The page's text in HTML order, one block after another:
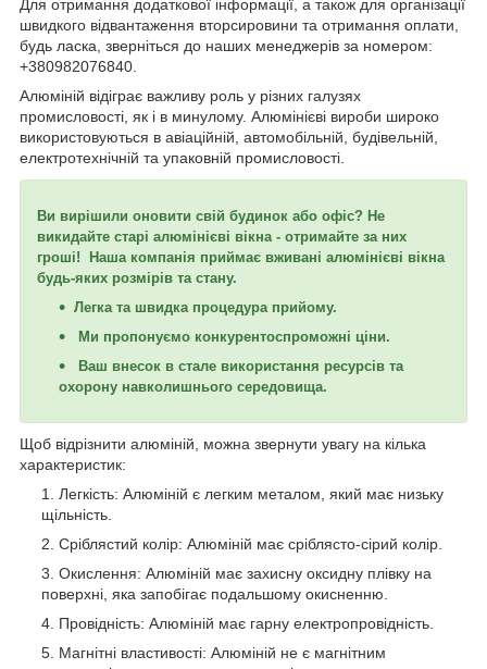
Для отримання додаткової інформації, а також для організації
швидкого відвантаження вторсировини та отримання оплати,
будь ласка, зверніться до наших менеджерів за номером:
+380982076840.
Алюміній відіграє важливу роль у різних галузях
промисловості, як і в минулому. Алюмінієві вироби широко
використовуються в авіаційній, автомобільній, будівельній,
електротехнічній та упаковній промисловості.
Ви вирішили оновити свій будинок або офіс? Не
викидайте старі алюмінієві вікна - отримайте за них
гроші! Наша компанія приймає вживані алюмінієві вікна
будь-яких розмірів та стану.
Легка та швидка процедура прийому.
Ми пропонуємо конкурентоспроможні ціни.
Ваш внесок в стале використання ресурсів та
охорону навколишнього середовища.
Щоб відрізнити алюміній, можна звернути увагу на кілька
характеристик:
Легкість: Алюміній є легким металом, який має низьку
щільність.
Сріблястий колір: Алюміній має сріблясто-сірий колір.
Окислення: Алюміній має захисну оксидну плівку на
поверхні, яка запобігає подальшому окисненню.
Провідність: Алюміній має гарну електропровідність.
Магнітні властивості: Алюміній не є магнітним